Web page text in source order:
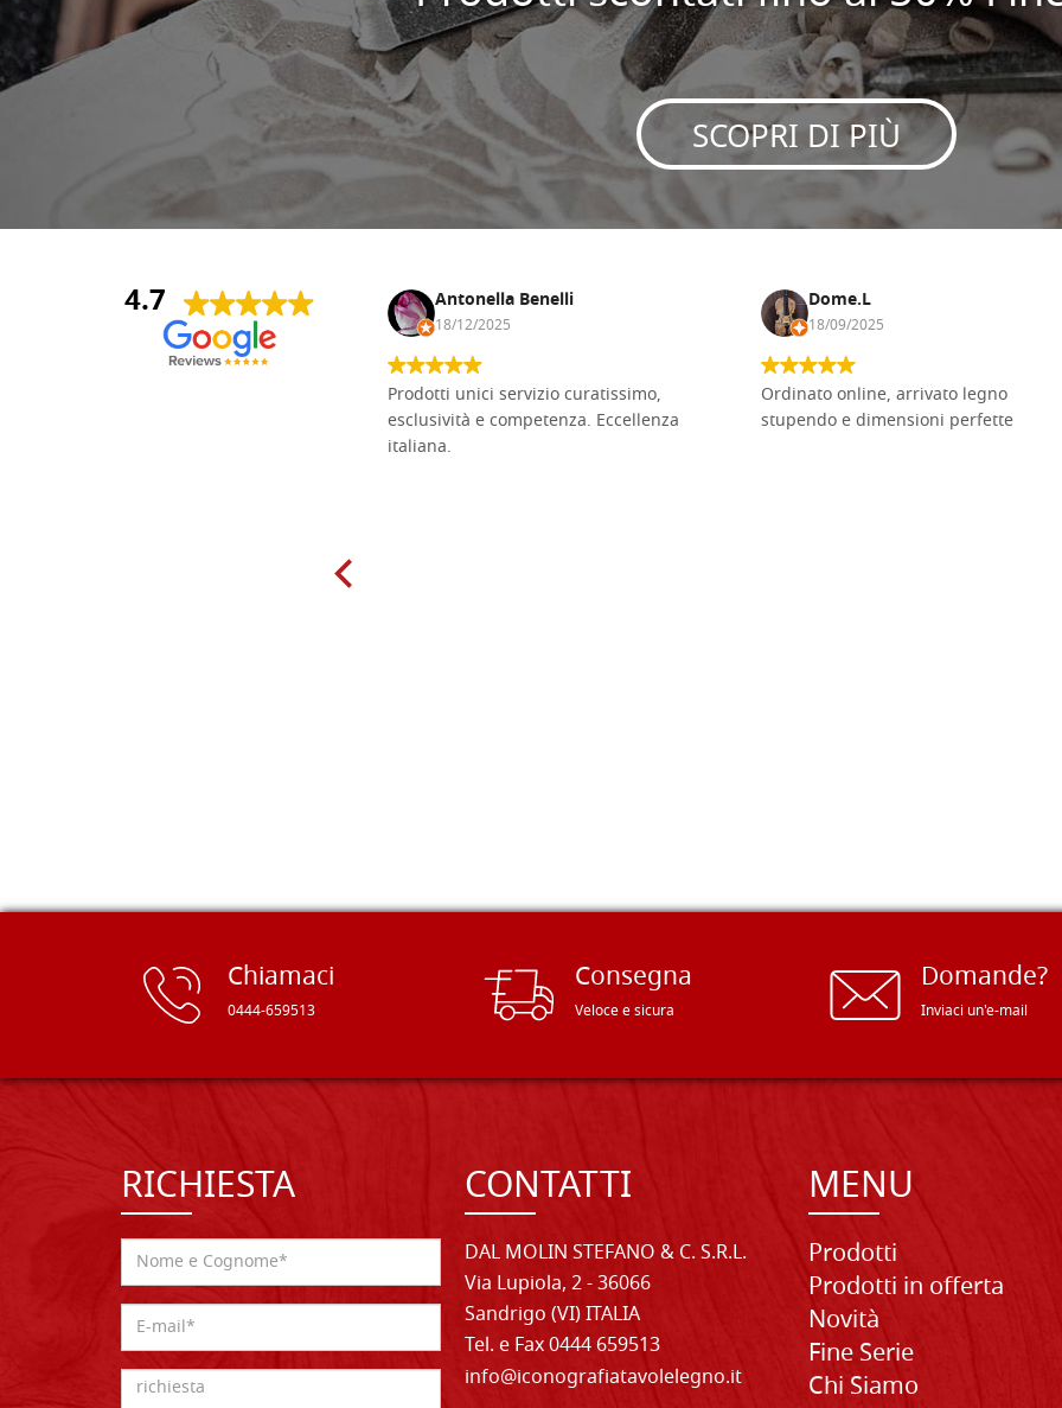
SCOPRI DI PIÙ
4.7
Andrea Monguzzi Antonella Benelli
18/12/2025
Prodotti unici servizio curatissimo,
esclusività e competenza. Eccellenza
italiana.
Dome.L
18/09/2025
Ordinato online, arrivato legno
stupendo e dimensioni perfette
Chiamaci
0444-659513
Consegna
Veloce e sicura
Domande?
Inviaci un'e-mail
RICHIESTA CONTATTI
DAL MOLIN STEFANO & C. S.R.L.
Via Lupiola, 2 - 36066
Sandrigo (VI) ITALIA
Tel. e Fax 0444 659513
info@iconografiatavolelegno.it
MENU
Prodotti
Prodotti in offerta
Novità
Fine Serie
Chi Siamo